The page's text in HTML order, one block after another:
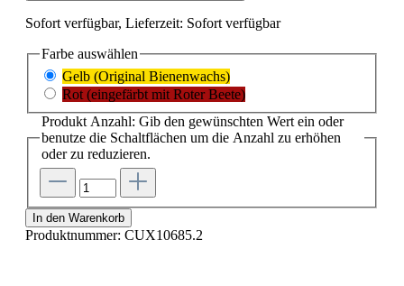
Sofort verfügbar, Lieferzeit: Sofort verfügbar
Farbe auswählen
Gelb (Original Bienenwachs)
Rot (eingefärbt mit Roter Beete)
Produkt Anzahl: Gib den gewünschten Wert ein oder
benutze die Schaltflächen um die Anzahl zu erhöhen
oder zu reduzieren.
In den Warenkorb
Produktnummer: CUX10685.2